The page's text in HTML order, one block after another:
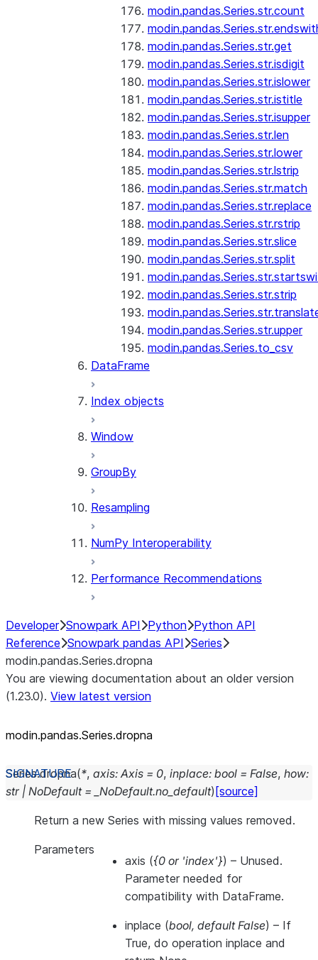
modin.pandas.Series.str.count
modin.pandas.Series.str.get
modin.pandas.Series.str.isdigit
modin.pandas.Series.str.islower
modin.pandas.Series.str.istitle
modin.pandas.Series.str.isupper
modin.pandas.Series.str.len
modin.pandas.Series.str.lower
modin.pandas.Series.str.lstrip
modin.pandas.Series.str.match
modin.pandas.Series.str.replace
modin.pandas.Series.str.rstrip
modin.pandas.Series.str.slice
modin.pandas.Series.str.split
modin.pandas.Series.str.strip
modin.pandas.Series.str.upper
modin.pandas.Series.to_csv
DataFrame
Index objects
Window
GroupBy
Resampling
NumPy Interoperability
Performance Recommendations
Developer Snowpark API Python Python API
Reference Snowpark pandas API Series
modin.pandas.Series.dropna
You are viewing documentation about an older version
(1.23.0). View latest version
modin.pandas.Series.dropna
Series.dropna(*, axis: Axis = 0, inplace: bool = False, how:
str | NoDefault = _NoDefault.no_default) [source]
Return a new Series with missing values removed.
Parameters
axis ({0 or 'index'}) – Unused.
Parameter needed for
compatibility with DataFrame.
inplace (bool, default False) – If
True, do operation inplace and